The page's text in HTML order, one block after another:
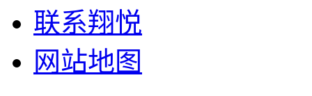
联系翔悦
网站地图